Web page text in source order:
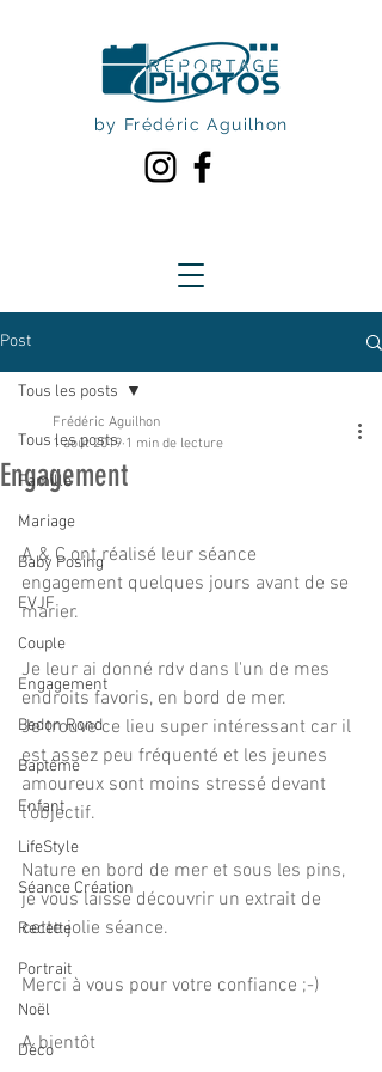
by Frédéric Aguilhon
Post
Tous les posts
Famille
Mariage
Baby Posing
EVJF
Couple
Engagement
Bedon Rond
Baptême
Enfant
LifeStyle
Séance Création
Recette
Portrait
Noël
Déco
Tous les posts
Engagement
Frédéric Aguilhon
1 août 2019 1 min de lecture
A & C ont réalisé leur séance
engagement quelques jours avant de se
marier.
Je leur ai donné rdv dans l'un de mes
endroits favoris, en bord de mer.
Je trouve ce lieu super intéressant car il
est assez peu fréquenté et les jeunes
amoureux sont moins stressé devant
l'objectif.
Nature en bord de mer et sous les pins,
je vous laisse découvrir un extrait de
cette jolie séance.
Merci à vous pour votre confiance ;-)
A bientôt